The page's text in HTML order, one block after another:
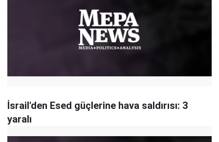
​İsrail'den Esed güçlerine hava saldırısı: 3
yaralı